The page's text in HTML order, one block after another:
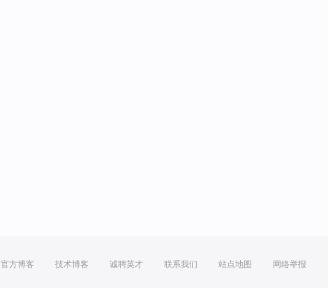
官方博客 技术博客 诚聘英才 联系我们 站点地图 网络举报